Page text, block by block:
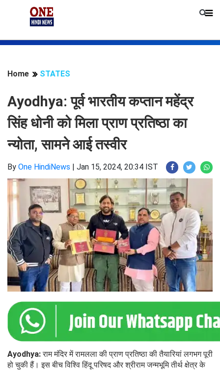
Home STATES
Ayodhya: पूर्व भारतीय कप्तान महेंद्र
सिंह धोनी को मिला प्राण प्रतिष्ठा का
न्योता, सामने आई तस्वीर
By One HindiNews | Jan 15, 2024, 20:34 IST
Ayodhya:राम मंदिर में रामलला की प्राण प्रतिष्ठा की तैयारियां लगभग पूरी
हो चुकी हैं। इस बीच विश्वि हिंदू परिषद और श्रीराम जन्मभूमि तीर्थ क्षेत्र के